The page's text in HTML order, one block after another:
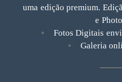
uma edição premium.
e
Fotos Digitais
Galeria